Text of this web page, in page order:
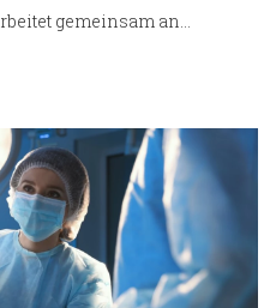
gemeinsam an
von professionell. Direktes
wenig Öffentlichkeit sind